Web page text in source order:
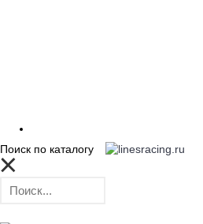
Поиск по каталогу